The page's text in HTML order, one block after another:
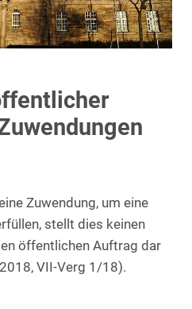
Zuwendung, um eine
stellt dies keinen
öffentlichen Auftrag dar
VII-Verg 1/18).